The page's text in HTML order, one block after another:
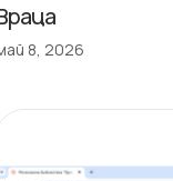
8, 2026